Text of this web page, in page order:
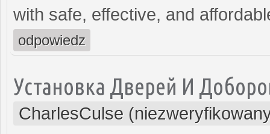
with safe, effective, and
odpowiedz
Установка Дверей И
CharlesCulse